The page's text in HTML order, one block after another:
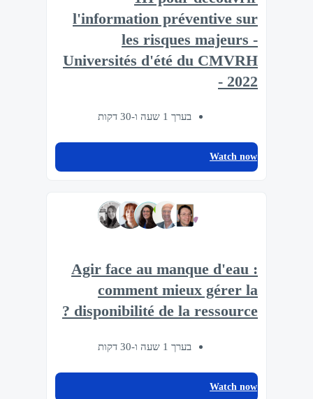
l'information préventive sur
les risques majeurs -
Universités d'été du CMVRH
- 2022
בערך 1 שעה ו-30 דקות
Watch now
Agir face au manque d'eau :
comment mieux gérer la
disponibilité de la ressource ?
בערך 1 שעה ו-30 דקות
Watch now